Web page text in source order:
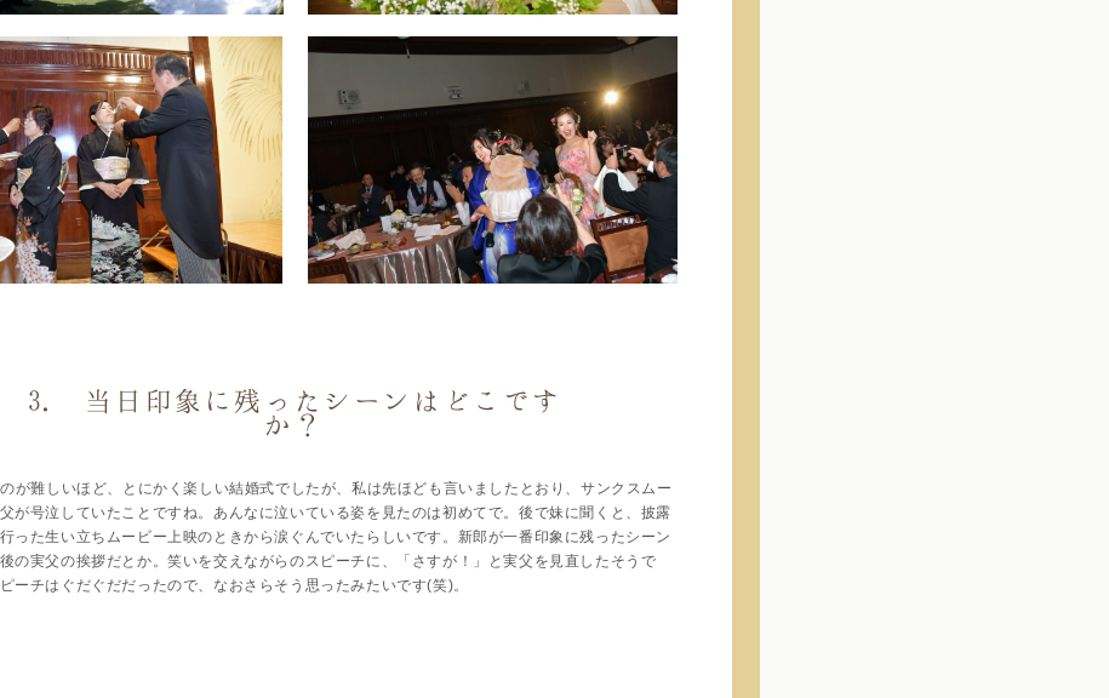
3. 当日印象に残ったシーンはどこです
か？
が難しいほど、とにかく楽しい結婚式でしたが、私は先ほども言いましたとおり、サンクスムー
が号泣していたことですね。あんなに泣いている姿を見たのは初めてで。後で妹に聞くと、披露
った生い立ちムービー上映のときから涙ぐんでいたらしいです。新郎が一番印象に残ったシーン
の実父の挨拶だとか。笑いを交えながらのスピーチに、「さすが！」と実父を見直したそうで
ーチはぐだぐだだったので、なおさらそう思ったみたいです(笑)。